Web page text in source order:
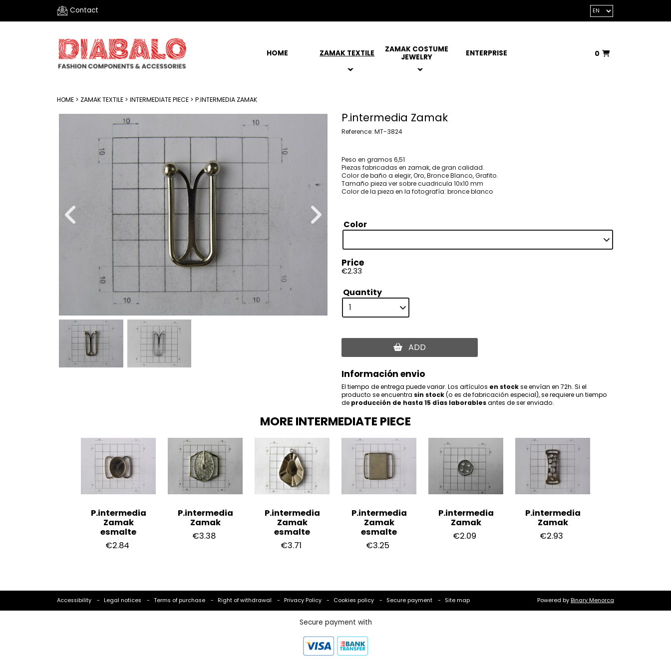
Contact
HOME ZAMAK TEXTILE
ZAMAK COSTUME
JEWELRY
ENTERPRISE
0
HOME > ZAMAK TEXTILE > INTERMEDIATE PIECE > P.INTERMEDIA ZAMAK
P.intermedia Zamak
Reference: MT-3824
Peso en gramos 6,51
Piezas fabricadas en zamak, de gran calidad.
Color de baño a elegir, Oro, Bronce Blanco, Grafito.
Tamaño pieza ver sobre cuadricula 10x10 mm
Color de la pieza en la fotografía: bronce blanco
Color
Price
€2.33
Quantity
ADD
Información envio
El tiempo de entrega puede variar. Los artículos en stockse envían en 72h. Si el
producto se encuentra sin stock(o es de fabricación especial), se requiere un tiempo
de producción de hasta 15 días laborablesantes de ser enviado.
MORE INTERMEDIATE PIECE
P.intermedia
Zamak
esmalte
€2.84
P.intermedia
Zamak
€3.38
P.intermedia
Zamak
esmalte
€3.71
P.intermedia
Zamak
esmalte
€3.25
P.intermedia
Zamak
€2.09
P.intermedia
Zamak
€2.93
Accessibility Legal notices Terms of purchase Right of withdrawal Privacy Policy Cookies policy Secure payment Site map Powered by Binary Menorca
Secure payment with